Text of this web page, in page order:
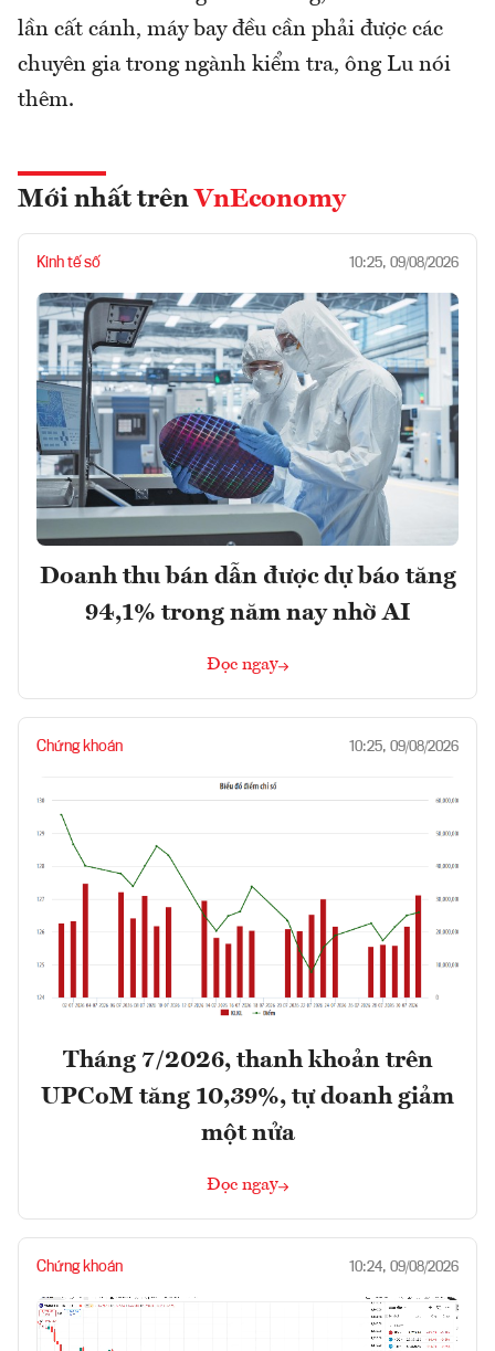
lần cất cánh, máy bay đều cần phải được các
chuyên gia trong ngành kiểm tra, ông Lu nói
thêm.
Mới nhất trên VnEconomy
Kinh tế số 10:25, 09/08/2026
Doanh thu bán dẫn được dự báo tăng
94,1% trong năm nay nhờ AI
Đọc ngay
Chứng khoán 10:25, 09/08/2026
Tháng 7/2026, thanh khoản trên
UPCoM tăng 10,39%, tự doanh giảm
một nửa
Đọc ngay
Chứng khoán 10:24, 09/08/2026